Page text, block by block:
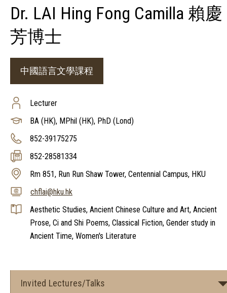
Dr. LAI Hing Fong Camilla 賴慶
芳博士
中國語言文學課程
Lecturer
BA (HK), MPhil (HK), PhD (Lond)
852-39175275
852-28581334
Rm 851, Run Run Shaw Tower, Centennial Campus, HKU
chflai@hku.hk
Aesthetic Studies, Ancient Chinese Culture and Art, Ancient
Prose, Ci and Shi Poems, Classical Fiction, Gender study in
Ancient Time, Women's Literature
Invited Lectures/Talks